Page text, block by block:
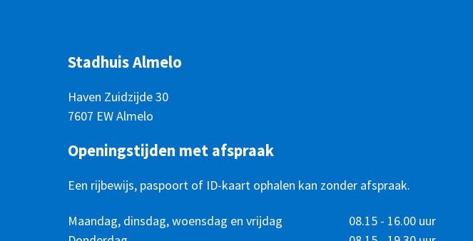
Stadhuis Almelo
Haven Zuidzijde 30
7607 EW Almelo
Openingstijden met afspraak
Een rijbewijs, paspoort of ID-kaart ophalen kan zonder afspraak.
Openingstijden
DagTijd
Maandag, dinsdag, woensdag en vrijdag
08.15 - 16.00 uur